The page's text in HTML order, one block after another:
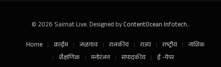
© 2026 Saimat Live. Designed byContentOcean Infotech..
Home
क्राईम जळगाव राजकीय राज्य राष्ट्रीय
नाशिक
शैक्षणिक
मनोरंजन संपादकीय ई -पेपर